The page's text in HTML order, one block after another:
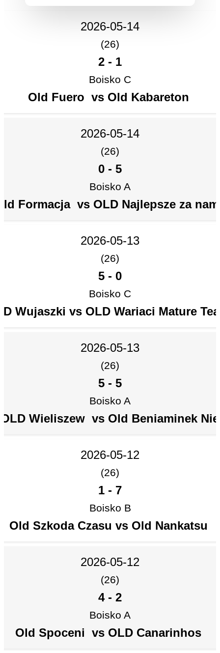
2026-05-14
(26)
2 - 1
Boisko C
Old Fuero vs Old Kabareton
2026-05-14
(26)
0 - 5
Boisko A
Formacja vs OLD Najlepsze za
2026-05-13
(26)
5 - 0
Boisko C
Wujaszki vs OLD Wariaci Mature
2026-05-13
(26)
5 - 5
Boisko A
Wieliszew vs Old Beniaminek
2026-05-12
(26)
1 - 7
Boisko B
Old Szkoda Czasu vs Old Nankatsu
2026-05-12
(26)
4- 2
Boisko A
Old Spoceni vs OLD Canarinhos